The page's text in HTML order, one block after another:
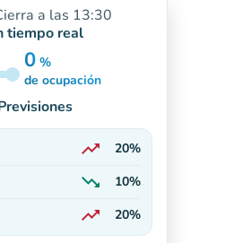
a las 13:30
tiempo real
0 %
10%
de ocupación
trending_up
20%
trending_down
10%
trending_up
En aumento
20%